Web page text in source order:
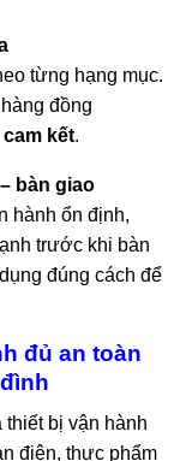
từng hạng mục.
đồng
kết.
bàn giao
hành ổn định,
trước khi bàn
đúng cách để
đủ an toàn
bị vận hành
điện, thực phẩm